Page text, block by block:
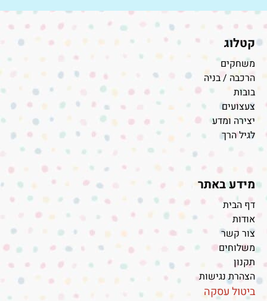
קטלוג
משחקים
הרכבה / בניה
בובות
צעצועים
יצירה ומדע
לגיל הרך
מידע באתר
דף הבית
אודות
צור קשר
משלוחים
תקנון
הצהרת נגישות
ביטול עסקה